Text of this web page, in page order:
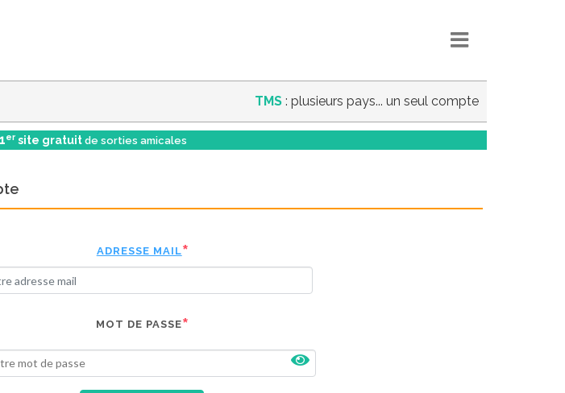
TMS : plusieurs pays... un seul compte
1er site gratuit de sorties amicales
ADRESSE MAIL
MOT DE PASSE